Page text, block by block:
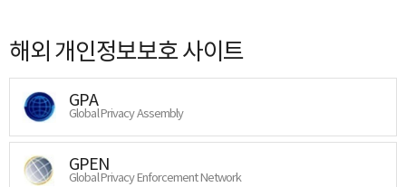
해외 개인정보보호 사이트
GPA
Global Privacy Assembly
GPEN
Global Privacy Enforcement Network